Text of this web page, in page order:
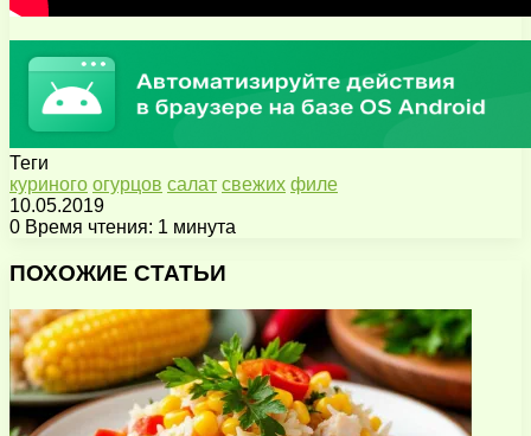
Теги
куриного огурцов салат свежих филе
10.05.2019
0 Время чтения: 1 минута
через
почту
ПОХОЖИЕ СТАТЬИ